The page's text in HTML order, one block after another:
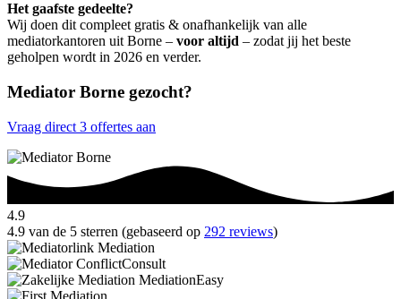
Het gaafste gedeelte?
Wij doen dit compleet gratis & onafhankelijk van alle
mediatorkantoren uit Borne – voor altijd – zodat jij het beste
geholpen wordt in 2026 en verder.
Mediator Borne gezocht?
Vraag direct 3 offertes aan
4.9
4.9 van de 5 sterren (gebaseerd op 292 reviews)